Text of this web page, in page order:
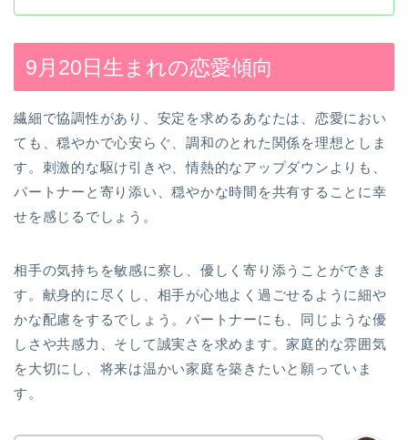
9月20日生まれの恋愛傾向
繊細で協調性があり、安定を求めるあなたは、恋愛におい
ても、穏やかで心安らぐ、調和のとれた関係を理想としま
す。刺激的な駆け引きや、情熱的なアップダウンよりも、
パートナーと寄り添い、穏やかな時間を共有することに幸
せを感じるでしょう。
相手の気持ちを敏感に察し、優しく寄り添うことができま
す。献身的に尽くし、相手が心地よく過ごせるように細や
かな配慮をするでしょう。パートナーにも、同じような優
しさや共感力、そして誠実さを求めます。家庭的な雰囲気
を大切にし、将来は温かい家庭を築きたいと願っていま
す。